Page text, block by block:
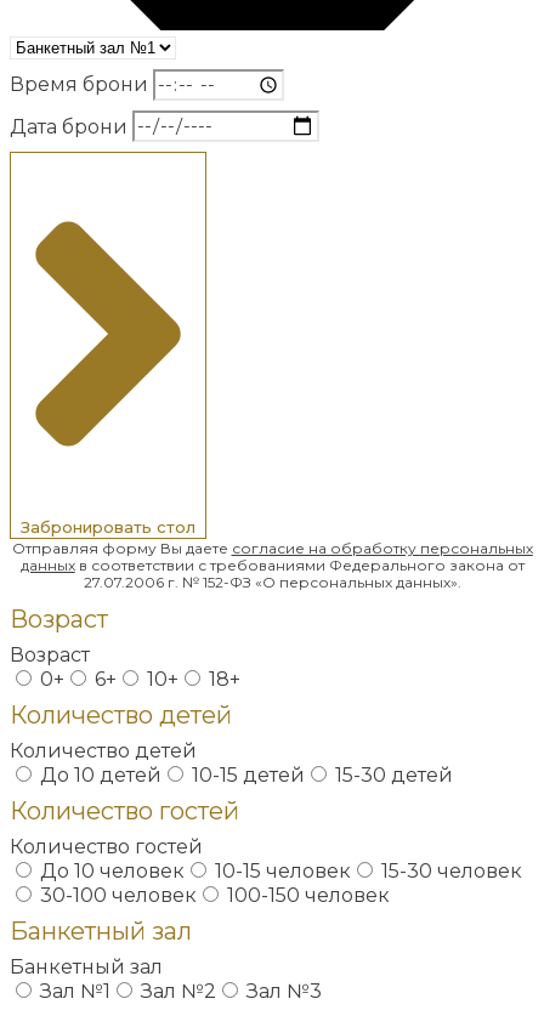
Время брони
Дата брони
Забронировать стол
Отправляя форму Вы даете согласие на обработку персональных
данныхв соответствии с требованиями Федерального закона от
27.07.2006 г. № 152-ФЗ «О персональных данных».
Возраст
Возраст
0+
6+ 10+ 18+
Количество детей
Количество детей
До 10 детей
10-15 детей 15-30 детей
Количество гостей
Количество гостей
До 10 человек
10-15 человек
15-30 человек
30-100 человек
100-150 человек
Банкетный зал
Банкетный зал
Зал №1
Зал №2 Зал №3